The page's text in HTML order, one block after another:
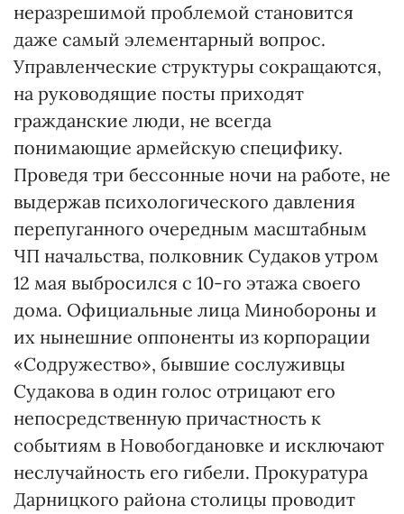
неразрешимой проблемой становится
даже самый элементарный вопрос.
Управленческие структуры сокращаются,
на руководящие посты приходят
гражданские люди, не всегда
понимающие армейскую специфику.
Проведя три бессонные ночи на работе, не
выдержав психологического давления
перепуганного очередным масштабным
ЧП начальства, полковник Судаков утром
12 мая выбросился с 10-го этажа своего
дома. Официальные лица Минобороны и
их нынешние оппоненты из корпорации
«Содружество», бывшие сослуживцы
Судакова в один голос отрицают его
непосредственную причастность к
событиям в Новобогдановке и исключают
неслучайность его гибели. Прокуратура
Дарницкого района столицы проводит